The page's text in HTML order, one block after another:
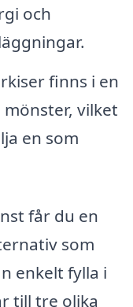
och
finns i en
vilket
en som
får du en
som
enkelt fylla i
till tre olika